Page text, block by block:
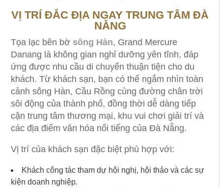
VỊ TRÍ ĐẮC ĐỊA NGAY TRUNG TÂM ĐÀ
NẴNG
Tọa lạc bên bờ sông Hàn, Grand Mercure
Danang là không gian nghỉ dưỡng yên tĩnh, đáp
ứng được nhu cầu di chuyển thuận tiện cho du
khách. Từ khách sạn, bạn có thể ngắm nhìn toàn
cảnh sông Hàn, Cầu Rồng cùng đường chân trời
sôi động của thành phố, đồng thời dễ dàng tiếp
cận trung tâm thương mại, khu vui chơi giải trí và
các địa điểm văn hóa nổi tiếng của Đà Nẵng.
Vị trí của khách sạn đặc biệt phù hợp với:
Khách công tác tham dự hội nghị, hội thảo và các sự
kiện doanh nghiệp.